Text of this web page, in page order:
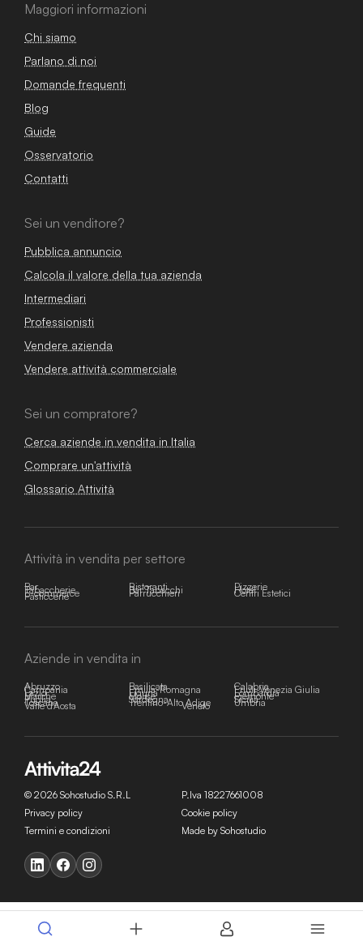
Maggiori informazioni
Chi siamo
Parlano di noi
Domande frequenti
Blog
Guide
Osservatorio
Contatti
Sei un venditore?
Pubblica annuncio
Calcola il valore della tua azienda
Intermediari
Professionisti
Vendere azienda
Vendere attività commerciale
Sei un compratore?
Cerca aziende in vendita in Italia
Comprare un'attività
Glossario Attività
Attività in vendita per settore
Bar Ristoranti Pizzerie
Tabaccherie Bar Tabacchi Hotel
E-commerce Parrucchieri Centri Estetici
Pasticcerie
Aziende in vendita in
Abruzzo Basilicata Calabria
Campania Emilia-Romagna Friuli-Venezia Giulia
Lazio Liguria Lombardia
Marche Molise Piemonte
Puglia Sardegna Sicilia
Toscana Trentino-Alto Adige Umbria
Valle d'Aosta Veneto
© 2026 Sohostudio S.R.L
P.Iva 18227661008
Privacy policy
Cookie policy
Termini e condizioni
Made by Sohostudio